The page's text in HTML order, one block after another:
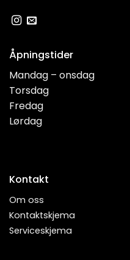
Åpningstider
Mandag – onsdag
Torsdag
Fredag
Lørdag
Kontakt
Om oss
Kontaktskjema
Serviceskjema